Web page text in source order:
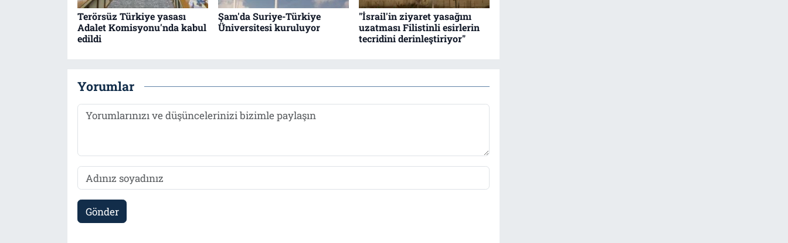
Terörsüz Türkiye yasası
Adalet Komisyonu'nda kabul
edildi
Şam'da Suriye-Türkiye
Üniversitesi kuruluyor
"İsrail'in ziyaret yasağını
uzatması Filistinli esirlerin
tecridini derinleştiriyor"
Yorumlar
Gönder